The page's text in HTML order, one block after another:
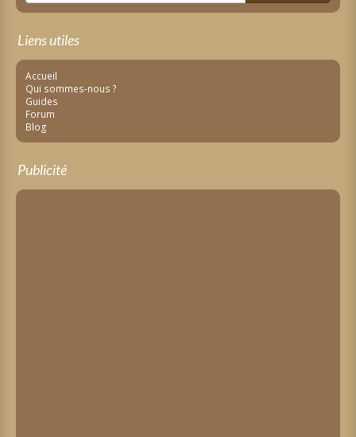
Liens utiles
Accueil
Qui sommes-nous ?
Guides
Forum
Blog
Publicité